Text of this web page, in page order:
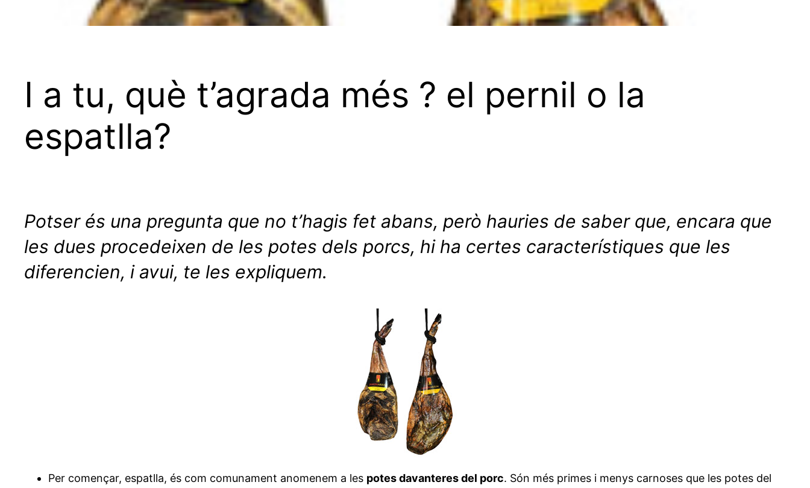
I a tu, què t’agrada més ? el pernil o la
espatlla?
Potser és una pregunta que no t’hagis fet abans, però hauries de saber que, encara que
les dues procedeixen de les potes dels porcs, hi ha certes característiques que les
diferencien, i avui, te les expliquem.
Per començar, espatlla, és com comunament anomenem a les potes davanteres del porc. Són més primes i menys carnoses que les potes del